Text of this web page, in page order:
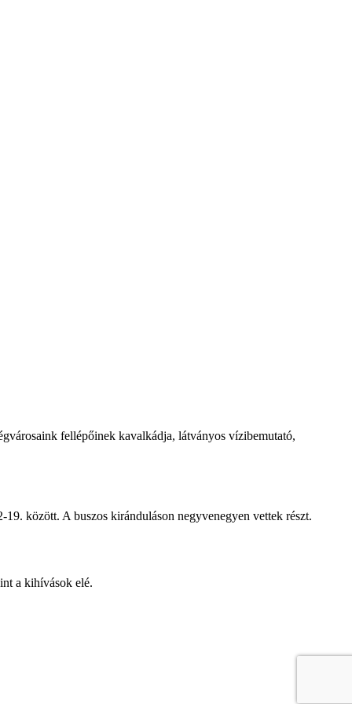
fellépőinek kavalkádja, látványos vízibemutató,
között. A buszos kiránduláson negyvenegyen vettek részt.
a kihívások elé.